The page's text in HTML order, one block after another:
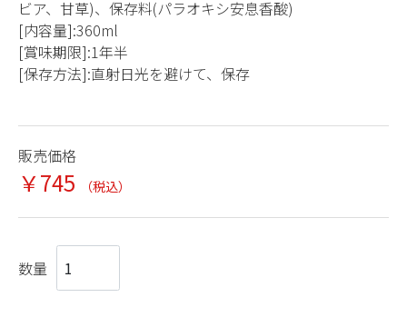
ビア、甘草)、保存料(パラオキシ安息香酸)
[内容量]:360ml
[賞味期限]:1年半
[保存方法]:直射日光を避けて、保存
販売価格
￥745 （税込）
数量